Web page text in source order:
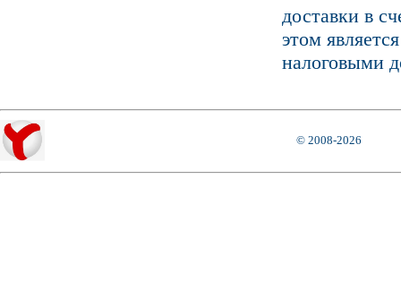
доставки в
этом
налоговыми
© 2008-2026